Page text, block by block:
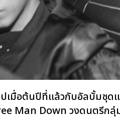
เมื่อต้นปีที่แล้วกับอัลบั้มชุ
Man Down วงดนตรีกลุ่